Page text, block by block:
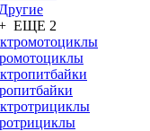
Другие
ЕЩЕ 2